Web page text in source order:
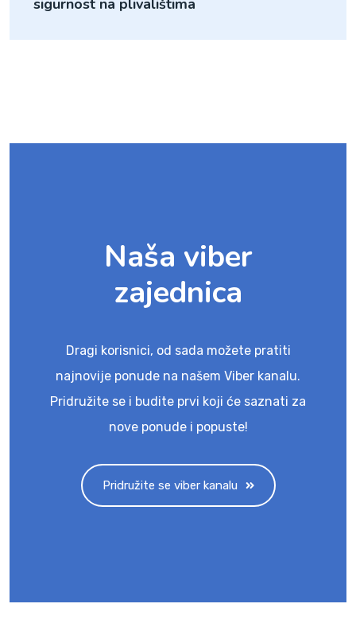
sigurnost na plivalištima
Naša viber
zajednica
Dragi korisnici, od sada možete pratiti
najnovije ponude na našem Viber kanalu.
Pridružite se i budite prvi koji će saznati za
nove ponude i popuste!
Pridružite se viber kanalu